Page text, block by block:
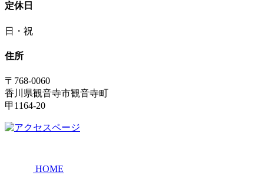
定休日
日・祝
住所
〒768-0060
香川県観音寺市観音寺町
甲1164-20
HOME